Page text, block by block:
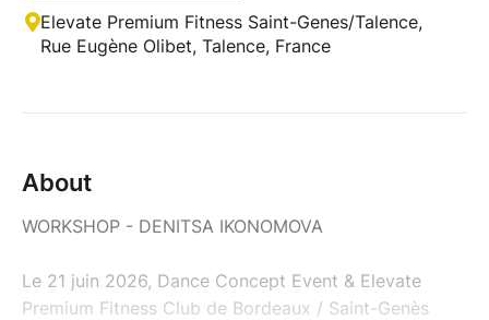
Elevate Premium Fitness Saint-Genes/Talence,
Rue Eugène Olibet, Talence, France
About
WORKSHOP - DENITSA IKONOMOVA
Le 21 juin 2026, Dance Concept Event & Elevate
Premium Fitness Club de Bordeaux / Saint-Genès